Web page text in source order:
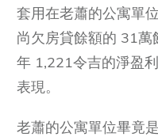
套用在老蕭的公寓單
尚欠房貸餘額的 31萬
年 1,221令吉的淨盈
表現。
老蕭的公寓單位畢竟